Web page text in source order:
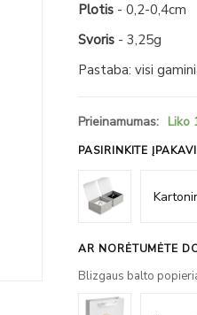
Plotis- 0,2-0,4cm
Svoris- 3,25g
Pastaba: visi
Prieinamumas: Liko
PASIRINKITE
AR NORĖTUMĖTE
Blizgaus balto